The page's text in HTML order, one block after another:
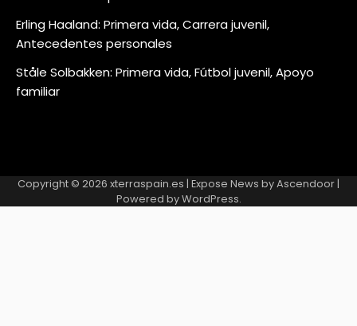
Erling Haaland: Primera vida, Carrera juvenil,
Antecedentes personales
Ståle Solbakken: Primera vida, Fútbol juvenil, Apoyo
familiar
Copyright © 2026 xterraspain.es | Expose News byAscendoor|
Powered byWordPress.